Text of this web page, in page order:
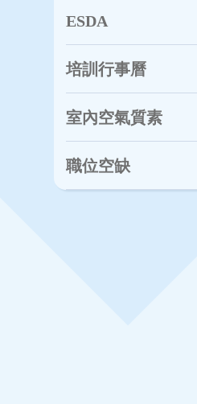
ESDA
培訓行事曆
室內空氣質素
職位空缺